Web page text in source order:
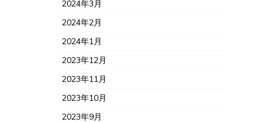
2024年3月
2024年2月
2024年1月
2023年12月
2023年11月
2023年10月
2023年9月